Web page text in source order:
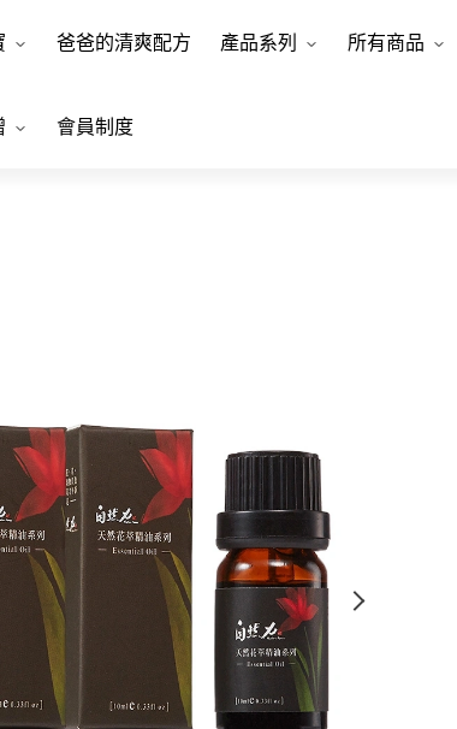
爸爸的清爽配方 產品系列 所有商品
會員制度